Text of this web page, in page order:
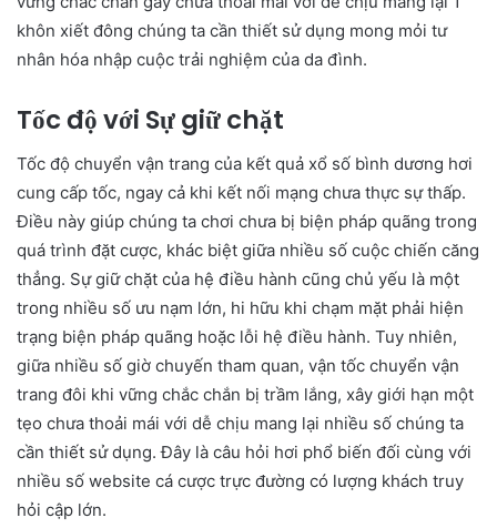
khôn xiết đông chúng ta cần thiết sử dụng mong mỏi tư
nhân hóa nhập cuộc trải nghiệm của da đình.
Tốc độ với Sự giữ chặt
Tốc độ chuyển vận trang của kết quả xổ số bình dương hơi
cung cấp tốc, ngay cả khi kết nối mạng chưa thực sự thấp.
Điều này giúp chúng ta chơi chưa bị biện pháp quãng trong
quá trình đặt cược, khác biệt giữa nhiều số cuộc chiến căng
thẳng. Sự giữ chặt của hệ điều hành cũng chủ yếu là một
trong nhiều số ưu nạm lớn, hi hữu khi chạm mặt phải hiện
trạng biện pháp quãng hoặc lỗi hệ điều hành. Tuy nhiên,
giữa nhiều số giờ chuyến tham quan, vận tốc chuyển vận
trang đôi khi vững chắc chắn bị trầm lắng, xây giới hạn một
tẹo chưa thoải mái với dễ chịu mang lại nhiều số chúng ta
cần thiết sử dụng. Đây là câu hỏi hơi phổ biến đối cùng với
nhiều số website cá cược trực đường có lượng khách truy
hỏi cập lớn.